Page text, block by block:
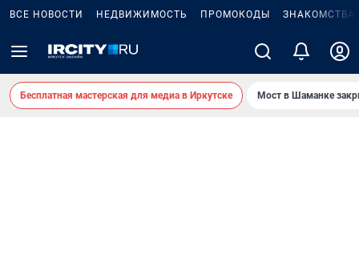
ВСЕ НОВОСТИ НЕДВИЖИМОСТЬ ПРОМОКОДЫ ЗНАКОМСТВА
Бесплатная мастерская для медиа в Иркутске Мост в Шаманке